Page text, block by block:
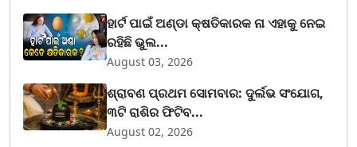
ହାର୍ଟ ପାଇଁ ଅଣ୍ଡା କ୍ଷତିକାରକ ନା ଏହାକୁ ନେଇ
ରହିଛି ଭୁଲ...
August 03, 2026
ଶ୍ରାବଣ ପ୍ରଥମ ସୋମବାର: ଦୁର୍ଲଭ ସଂଯୋଗ,
୩ଟି ରାଶିର ଫିଟିବ...
August 02, 2026